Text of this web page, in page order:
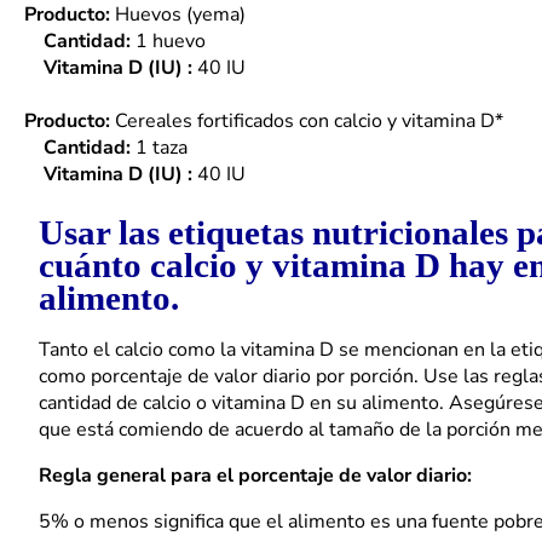
Producto: Huevos (yema)
Cantidad: 1 huevo
Vitamina D (IU) :40 IU
Producto: Cereales fortificados con calcio y vitamina D*
Cantidad: 1 taza
Vitamina D (IU) :40 IU
Usar las etiquetas nutricionales
cuánto calcio y vitamina D hay
alimento.
Tanto el calcio como la vitamina D se mencionan en la
como porcentaje de valor diario por porción. Use las
cantidad de calcio o vitamina D en su alimento.
que está comiendo de acuerdo al tamaño de la porción
Regla general para el porcentaje de valor diario:
5% o menos significa que el alimento es una fuente